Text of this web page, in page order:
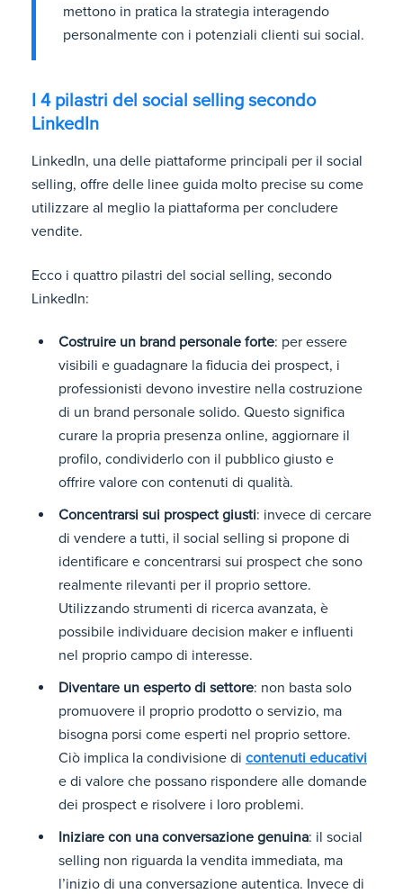
mettono in pratica la strategia interagendo
personalmente con i potenziali clienti sui social.
I 4 pilastri del social selling secondo
LinkedIn
LinkedIn, una delle piattaforme principali per il social
selling, offre delle linee guida molto precise su come
utilizzare al meglio la piattaforma per concludere
vendite.
Ecco i quattro pilastri del social selling, secondo
LinkedIn:
Costruire un brand personale forte: per essere
visibili e guadagnare la fiducia dei prospect, i
professionisti devono investire nella costruzione
di un brand personale solido. Questo significa
curare la propria presenza online, aggiornare il
profilo, condividerlo con il pubblico giusto e
offrire valore con contenuti di qualità.
Concentrarsi sui prospect giusti: invece di cercare
di vendere a tutti, il social selling si propone di
identificare e concentrarsi sui prospect che sono
realmente rilevanti per il proprio settore.
Utilizzando strumenti di ricerca avanzata, è
possibile individuare decision maker e influenti
nel proprio campo di interesse.
Diventare un esperto di settore: non basta solo
promuovere il proprio prodotto o servizio, ma
bisogna porsi come esperti nel proprio settore.
Ciò implica la condivisione di contenuti educativi
e di valore che possano rispondere alle domande
dei prospect e risolvere i loro problemi.
Iniziare con una conversazione genuina: il social
selling non riguarda la vendita immediata, ma
l’inizio di una conversazione autentica. Invece di